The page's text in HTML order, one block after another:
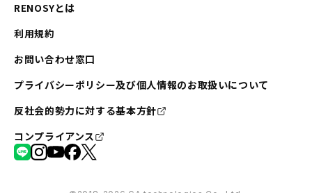
RENOSYとは
利用規約
お問い合わせ窓口
プライバシーポリシー及び個人情報のお取扱いについて
反社会的勢力に対する基本方針
コンプライアンス